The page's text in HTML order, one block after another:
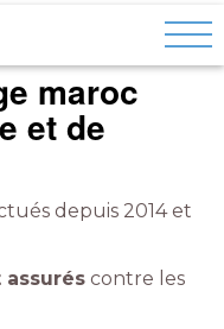
maroc
et de
depuis 2014 et
assurés contre les